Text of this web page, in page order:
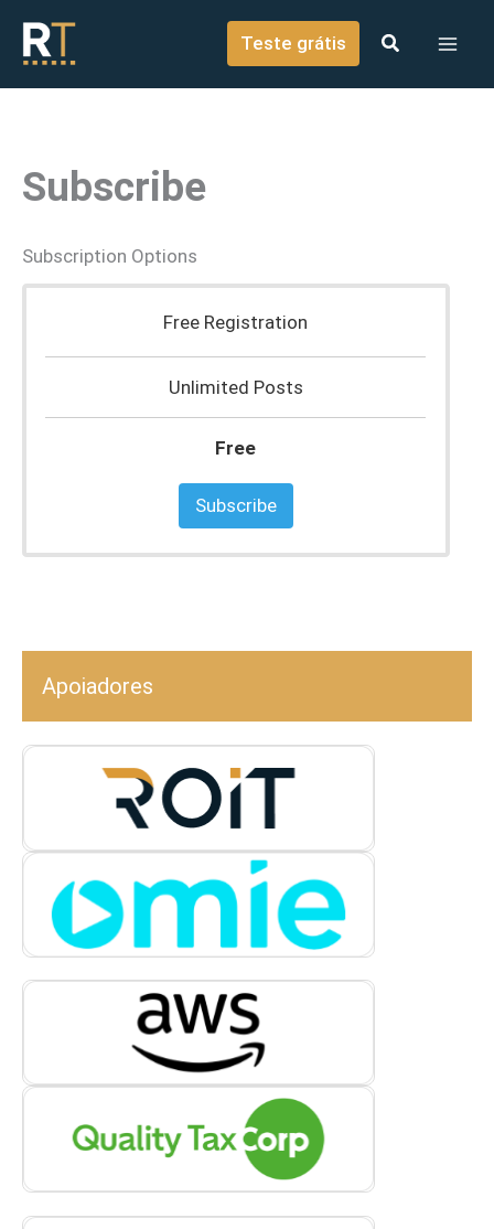
conteúdo
Teste grátis
Subscribe
Subscription Options
Free Registration
Unlimited Posts
Free
Subscribe
Apoiadores